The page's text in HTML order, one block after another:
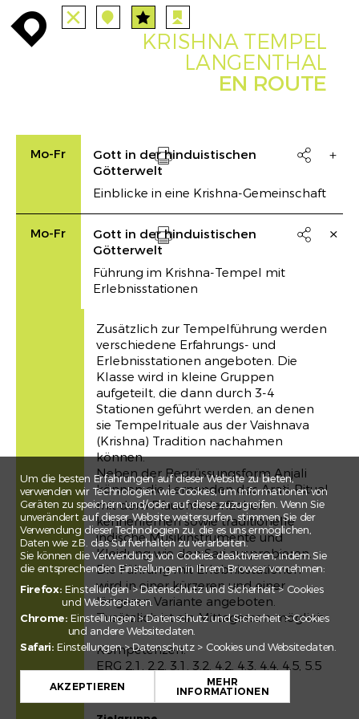
enroute enroute ALLE station STATIONEN
agenda FILTER enroute INFO
+
close station angebote anreise
KRISHNA TEMPEL
LANGENTHAL
EN ROUTE
Mo-Fr
Gott in der hinduistischen
Götterwelt

Einblicke in eine Krishna-Gemeinschaft
Mo-Fr
Gott in der hinduistischen
Götterwelt

Führung im Krishna-Tempel mit
Erlebnisstationen
Zusätzlich zur Tempelführung werden
verschiedene Erfahrungs- und
Erlebnisstationen angeboten. Die
Klasse wird in kleine Gruppen
aufgeteilt, die dann durch 3-4
Stationen geführt werden, an denen
sie Tempelrituale aus der Vaishnava
(Krishna) Tradition nachahmen
können.
Neben der Begrüssungsform Anjali
können die Lernenden das Arati-Ritual
mit dem Pfauenfederfächer
kennenlernen sowie traditionelle
indische Musikinstrumente und
Kleidung wie den Sari ausprobieren.
Die Führung mit Erlebnisstationen
wird in einer kürzeren und einer
längeren Variante angeboten.
Zusätzlich ist ein Mittagessen möglich.
Kompetenzen:
ERG 2.1, 2.2, 3.1, 3.2, 4.2, 4.3, 4.4, 4.5, 5.5
RZG 5.1, 8.2
Um die besten Erfahrungen auf dieser Website zu bieten,
verwenden wir Technologien wie Cookies, um Informationen von
Geräten zu speichern und/oder auf diese zuzugreifen. Wenn Sie
unverändert auf dieser Website weitersurfen, stimmen Sie der
Verwendung dieser Technologien zu, die es uns ermöglichen,
Daten wie z.B. das Surfverhalten zu verarbeiten.
Sie können die Verwendung von Cookies deaktivieren, indem Sie
die entsprechenden Einstellungen in Ihrem Browser vornehmen:
Firefox: Einstellungen > Datenschutz und Sicherheit > Cookies
und Websitedaten.
Chrome: Einstellungen > Datenschutz und Sicherheit > Cookies
und andere Websitedaten.
Safari: Einstellungen > Datenschutz > Cookies und Websitedaten.
AKZEPTIEREN MEHR
INFORMATIONEN